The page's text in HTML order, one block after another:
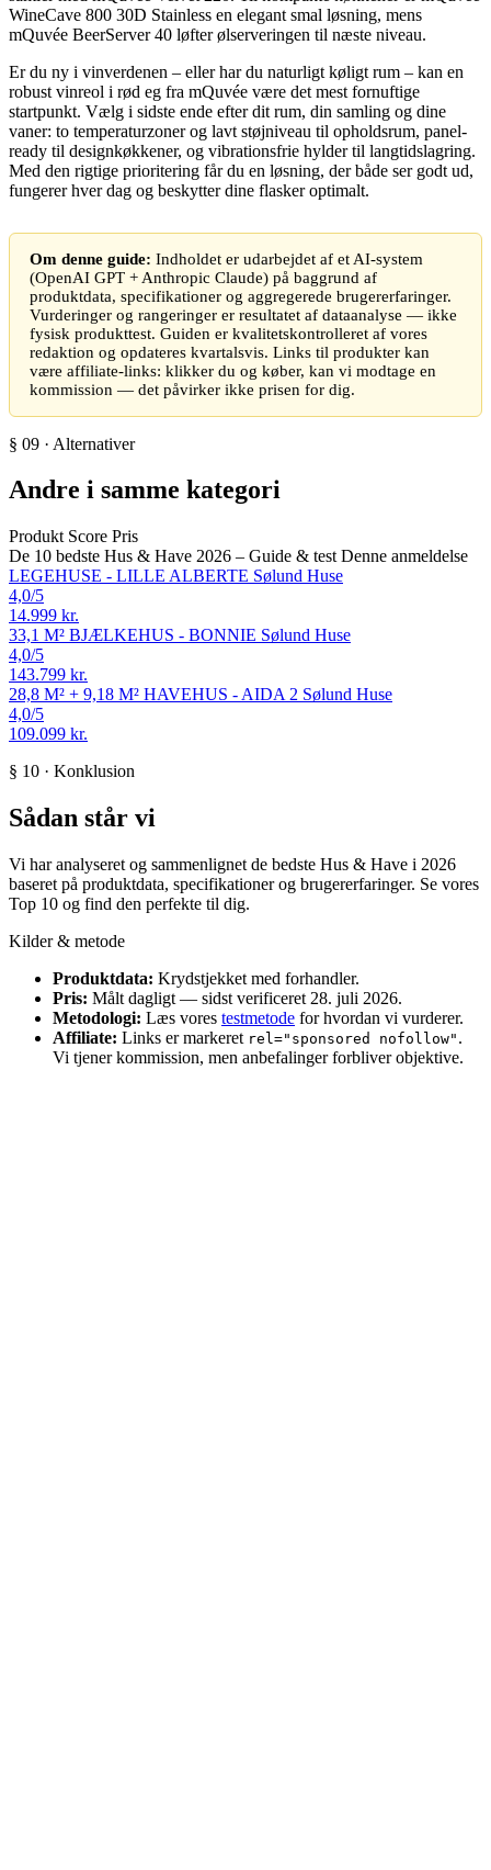
WineCave 800 30D Stainless en elegant smal løsning, mens
mQuvée BeerServer 40 løfter ølserveringen til næste niveau.
Er du ny i vinverdenen – eller har du naturligt køligt rum – kan en
robust vinreol i rød eg fra mQuvée være det mest fornuftige
startpunkt. Vælg i sidste ende efter dit rum, din samling og dine
vaner: to temperaturzoner og lavt støjniveau til opholdsrum, panel-
ready til designkøkkener, og vibrationsfrie hylder til langtidslagring.
Med den rigtige prioritering får du en løsning, der både ser godt ud,
fungerer hver dag og beskytter dine flasker optimalt.
Om denne guide: Indholdet er udarbejdet af et AI-system
(OpenAI GPT + Anthropic Claude) på baggrund af
produktdata, specifikationer og aggregerede brugererfaringer.
Vurderinger og rangeringer er resultatet af dataanalyse — ikke
fysisk produkttest. Guiden er kvalitetskontrolleret af vores
redaktion og opdateres kvartalsvis. Links til produkter kan
være affiliate-links: klikker du og køber, kan vi modtage en
kommission — det påvirker ikke prisen for dig.
§ 09 · Alternativer
Andre i samme kategori
Produkt Score Pris
De 10 bedste Hus & Have 2026 – Guide & test Denne anmeldelse
LEGEHUSE - LILLE ALBERTE Sølund Huse
4,0/5
14.999 kr.
33,1 M² BJÆLKEHUS - BONNIE Sølund Huse
4,0/5
143.799 kr.
28,8 M² + 9,18 M² HAVEHUS - AIDA 2 Sølund Huse
4,0/5
109.099 kr.
§ 10 · Konklusion
Sådan står vi
Vi har analyseret og sammenlignet de bedste Hus & Have i 2026
baseret på produktdata, specifikationer og brugererfaringer. Se vores
Top 10 og find den perfekte til dig.
Kilder & metode
Produktdata: Krydstjekket med forhandler.
Pris: Målt dagligt — sidst verificeret 28. juli 2026.
Metodologi: Læs vores testmetode for hvordan vi vurderer.
Affiliate: Links er markeret rel="sponsored nofollow" .
Vi tjener kommission, men anbefalinger forbliver objektive.